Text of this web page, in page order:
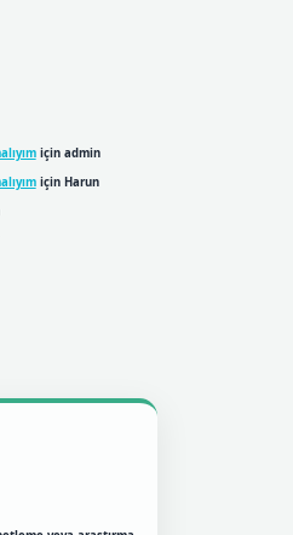
için admin
için Harun